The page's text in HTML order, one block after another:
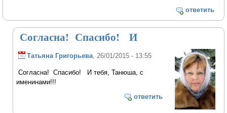
ответить
Согласна! Спасибо! И
Татьяна Григорьева, 26/01/2015 - 13:55
Согласна! Спасибо! И тебя, Танюша, с
именинами!!!
ответить